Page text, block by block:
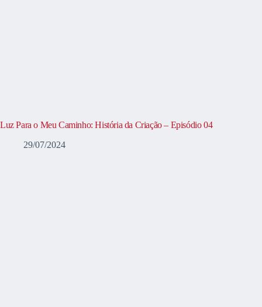
Luz Para o Meu Caminho: História da Criação – Episódio 04
29/07/2024